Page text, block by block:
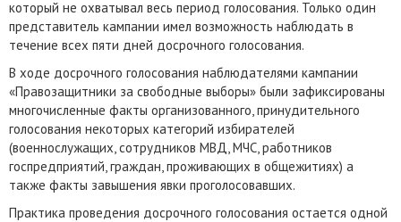
который не охватывал весь период голосования. Только один
представитель кампании имел возможность наблюдать в
течение всех пяти дней досрочного голосования.
В ходе досрочного голосования наблюдателями кампании
«Правозащитники за свободные выборы» были зафиксированы
многочисленные факты организованного, принудительного
голосования некоторых категорий избирателей
(военнослужащих, сотрудников МВД, МЧС, работников
госпредприятий, граждан, проживающих в общежитиях) а
также факты завышения явки проголосовавших.
Практика проведения досрочного голосования остается одной